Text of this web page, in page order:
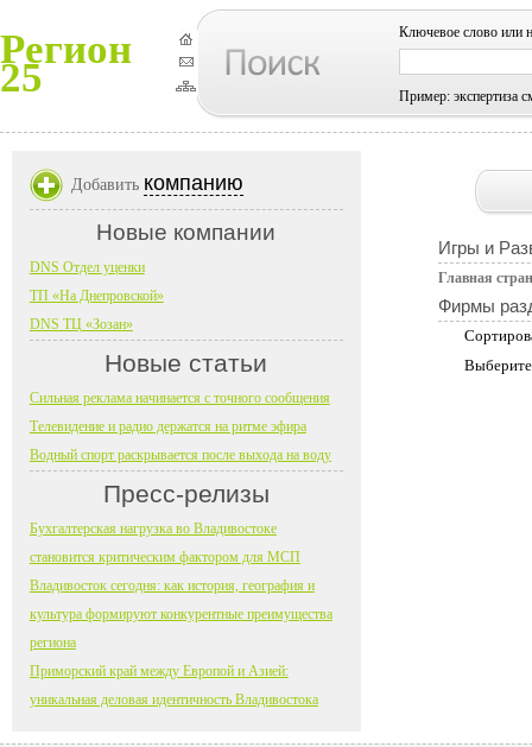
Регион
25
Ключевое слово или
Пример: экспертиза
Игры и
Главная
Фирмы
Добавить компанию
Новые компании
DNS Отдел уценки
ТП «На Днепровской»
DNS ТЦ «Зозан»
Новые статьи
Сильная реклама начинается с точного сообщения
Телевидение и радио держатся на ритме эфира
Водный спорт раскрывается после выхода на воду
Пресс-релизы
Бухгалтерская нагрузка во Владивостоке
становится критическим фактором для МСП
Владивосток сегодня: как история, география и
культура формируют конкурентные преимущества
региона
Приморский край между Европой и Азией:
уникальная деловая идентичность Владивостока